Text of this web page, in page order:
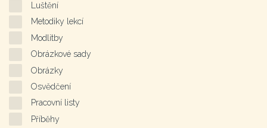
Luštění
Metodiky lekcí
Modlitby
Obrázkové sady
Obrázky
Osvědčení
Pracovní listy
Příběhy